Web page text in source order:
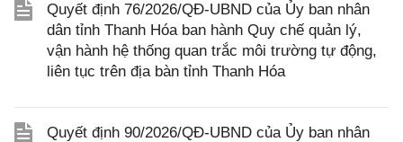
Quyết định 76/2026/QĐ-UBND của Ủy ban nhân
dân tỉnh Thanh Hóa ban hành Quy chế quản lý,
vận hành hệ thống quan trắc môi trường tự động,
liên tục trên địa bàn tỉnh Thanh Hóa
Quyết định 90/2026/QĐ-UBND của Ủy ban nhân